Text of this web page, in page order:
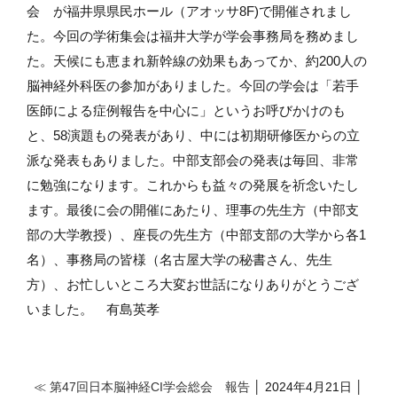
会 が福井県県民ホール（アオッサ8F)で開催されまし
た。今回の学術集会は福井大学が学会事務局を務めまし
た。天候にも恵まれ新幹線の効果もあってか、約200人の
脳神経外科医の参加がありました。今回の学会は「若手
医師による症例報告を中心に」というお呼びかけのも
と、58演題もの発表があり、中には初期研修医からの立
派な発表もありました。中部支部会の発表は毎回、非常
に勉強になります。これからも益々の発展を祈念いたし
ます。最後に会の開催にあたり、理事の先生方（中部支
部の大学教授）、座長の先生方（中部支部の大学から各1
名）、事務局の皆様（名古屋大学の秘書さん、先生
方）、お忙しいところ大変お世話になりありがとうござ
いました。 有島英孝
≪ 第47回日本脳神経CI学会総会 報告 │ 2024年4月21日 │